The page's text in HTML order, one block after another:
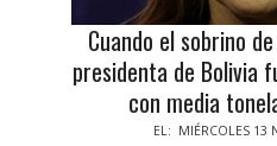
Cuando el sobrino
presidenta de Bolivia
con media
EL: MIÉRCOLES 13